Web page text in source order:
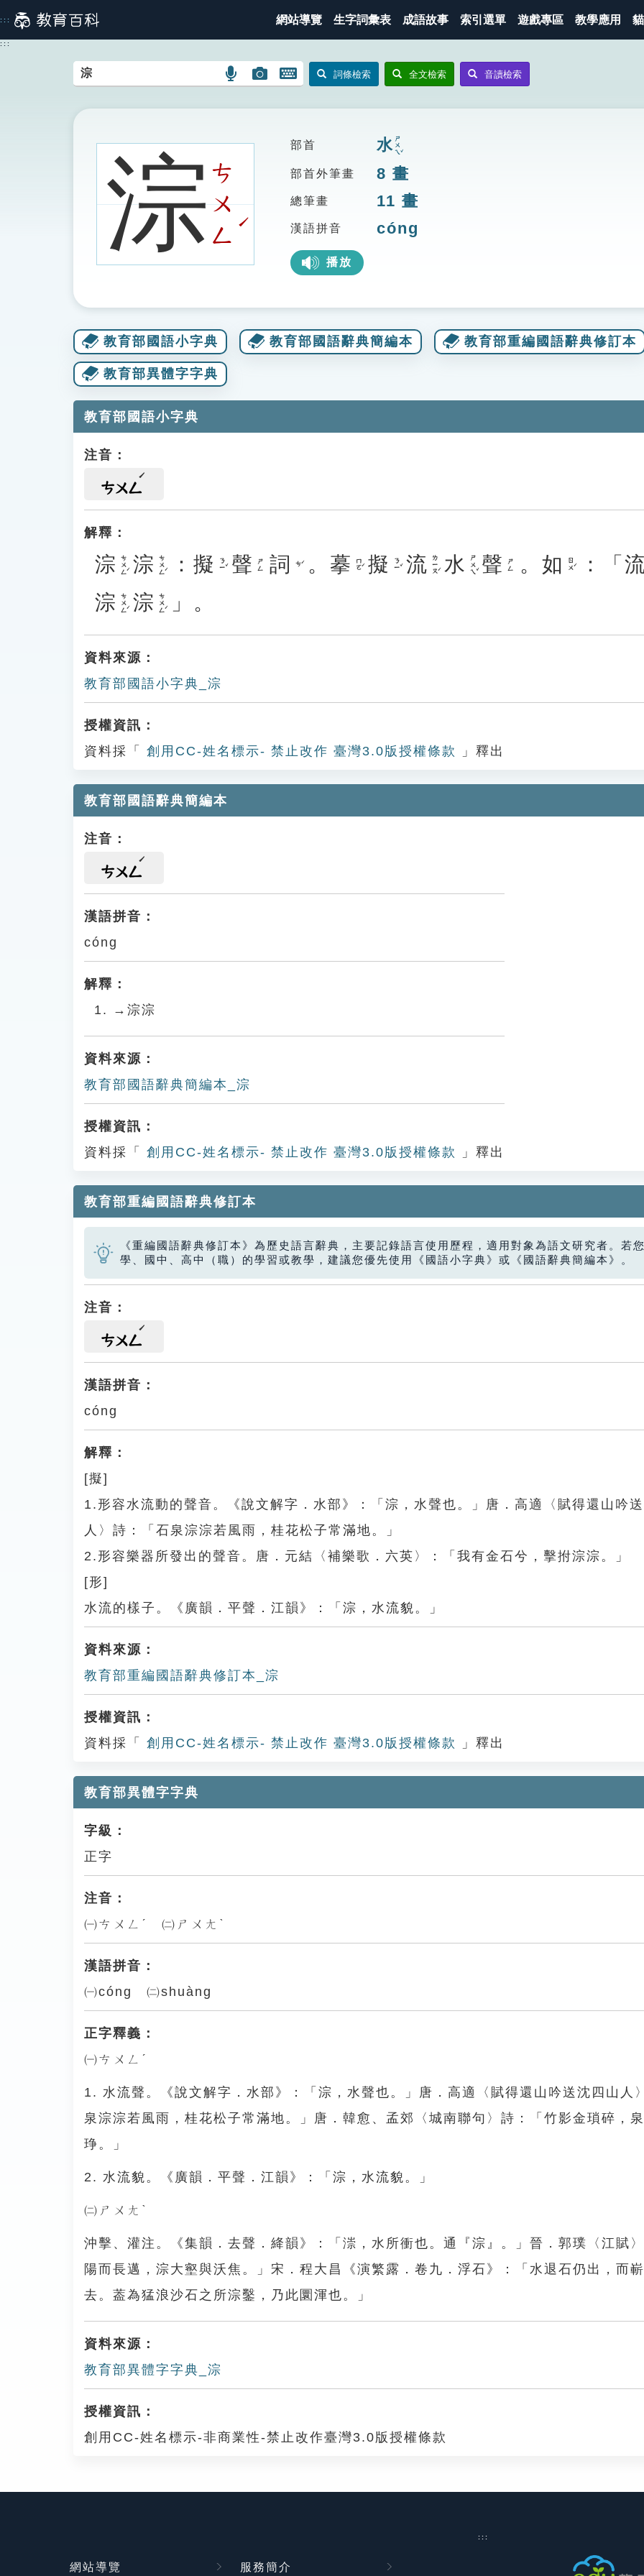
到
主
::: 網站導覽 生字詞彙表 成語故事 索引選單 遊戲專區 教學應用
:::
語
搜
圖
圖
搜
開
鍵
圖
詞條檢索 全文檢索 音讀檢索
淙ㄘ
ㄨ
ㄥ
ˊ
部首 水ㄕㄨㄟˇ
部首外筆畫 8 畫
總筆畫 11 畫
漢語拼音 cóng
播放
教育部國語小字典 教育部國語辭典簡編本 教育部重編國語辭典修訂本
教育部異體字字典
教育部國語小字典
注音：
ㄘㄨㄥ
解釋：
淙 ㄘㄨㄥˊ 淙 ㄘㄨㄥˊ ： 擬 ㄋㄧˇ 聲 ㄕㄥ 詞 ㄘˊ 。 摹 ㄇㄛˊ 擬 ㄋㄧˇ 流 ㄌㄧㄡˊ 水 ㄕㄨㄟˇ 聲 ㄕㄥ 。如 ㄖㄨˊ ：「
淙 ㄘㄨㄥˊ 淙 ㄘㄨㄥˊ 」。
資料來源：
教育部國語小字典_淙
授權資訊：
資料採「
創用CC-姓名標示- 禁止改作 臺灣3.0版授權條款 」釋出
教育部國語辭典簡編本
注音：
ㄘㄨㄥ
漢語拼音：
cóng
解釋：
→淙淙
資料來源：
教育部國語辭典簡編本_淙
授權資訊：
資料採「
創用CC-姓名標示- 禁止改作 臺灣3.0版授權條款 」釋出
教育部重編國語辭典修訂本
《重編國語辭典修訂本》為歷史語言辭典，主要記錄語言使用歷程，適用對象為語文研究者。若
學、國中、高中（職）的學習或教學，建議您優先使用《國語小字典》或《國語辭典簡編本》。
注音：
ㄘㄨㄥ
漢語拼音：
cóng
解釋：
[擬]
1.形容水流動的聲音。《說文解字．水部》：「淙，水聲也。」唐．高適〈賦得還山吟
人〉詩：「石泉淙淙若風雨，桂花松子常滿地。」
2.形容樂器所發出的聲音。唐．元結〈補樂歌．六英〉：「我有金石兮，擊拊淙淙。」
[形]
水流的樣子。《廣韻．平聲．江韻》：「淙，水流貌。」
資料來源：
教育部重編國語辭典修訂本_淙
授權資訊：
資料採「
創用CC-姓名標示- 禁止改作 臺灣3.0版授權條款 」釋出
教育部異體字字典
字級：
正字
注音：
㈠ㄘㄨㄥˊ ㈡ㄕㄨㄤˋ
漢語拼音：
㈠cóng ㈡shuàng
正字釋義：
㈠ㄘㄨㄥˊ
1. 水流聲。《說文解字．水部》：「淙，水聲也。」唐．高適〈賦得還山吟送沈四山人
泉淙淙若風雨，桂花松子常滿地。」唐．韓愈、孟郊〈城南聯句〉詩：「竹影金瑣碎，
琤。」
2. 水流貌。《廣韻．平聲．江韻》：「淙，水流貌。」
㈡ㄕㄨㄤˋ
沖擊、灌注。《集韻．去聲．絳韻》：「漴，水所衝也。通『淙』。」晉．郭璞〈江賦
陽而長邁，淙大壑與沃焦。」宋．程大昌《演繁露．卷九．浮石》：「水退石仍出，而
去。葢為猛浪沙石之所淙鑿，乃此圜渾也。」
資料來源：
教育部異體字字典_淙
授權資訊：
創用CC-姓名標示-非商業性-禁止改作臺灣3.0版授權條款
:::
網站導覽 服務簡介